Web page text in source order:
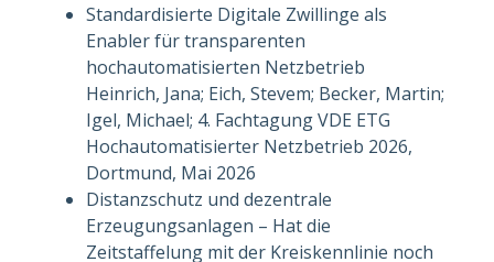
Standardisierte Digitale Zwillinge als
Enabler für transparenten
hochautomatisierten Netzbetrieb
Heinrich, Jana; Eich, Stevem; Becker, Martin;
Igel, Michael; 4. Fachtagung VDE ETG
Hochautomatisierter Netzbetrieb 2026,
Dortmund, Mai 2026
Distanzschutz und dezentrale
Erzeugungsanlagen – Hat die
Zeitstaffelung mit der Kreiskennlinie noch